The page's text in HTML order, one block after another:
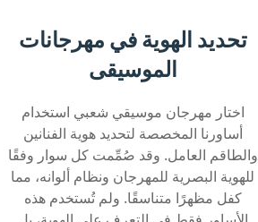
تحديد الهوية في مهرجانات
الموسيقى
اختار مهرجان موسيقي شعبي استخدام
أساورنا المخصصة لتحديد هوية الفنانين
والطاقم العامل. وقد صُمِّمت كل سوار وفقًا
للهوية البصرية للمهرجان ونظام ألوانه، مما
كفل مظهرًا متناسقًا. ولم تُستخدم هذه